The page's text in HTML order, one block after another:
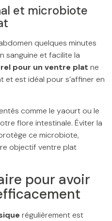
et microbiote
quelques minutes
sanguine et facilite la
pour un ventre plat ne
et est idéal pour s’affiner en
comme le yaourt ou le
flore intestinale. Éviter la
ce microbiote,
objectif ventre plat
pour avoir
régulièrement est